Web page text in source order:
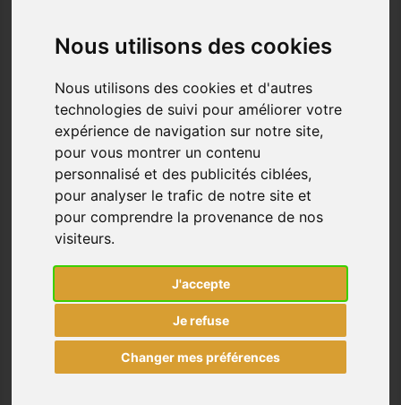
Nous utilisons des cookies
Nous utilisons des cookies et d'autres
technologies de suivi pour améliorer votre
expérience de navigation sur notre site,
pour vous montrer un contenu
personnalisé et des publicités ciblées,
pour analyser le trafic de notre site et
pour comprendre la provenance de nos
visiteurs.
J'accepte
Je refuse
Changer mes préférences
CARTE ANNIVERSAIRE SMILEYS
JAUNES
Prix
4,00 €
